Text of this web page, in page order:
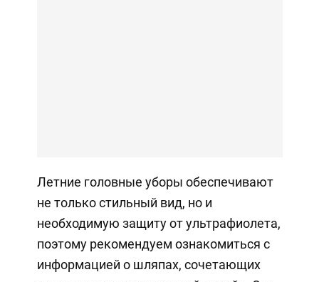
Летние головные уборы обеспечивают
не только стильный вид, но и
необходимую защиту от ультрафиолета,
поэтому рекомендуем ознакомиться с
информацией о шляпах, сочетающих